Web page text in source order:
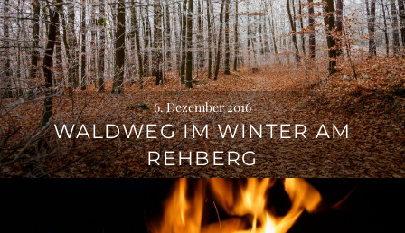
6. Dezember 2016
WALDWEG IM WINTER AM
REHBERG